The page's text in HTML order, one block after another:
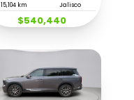
15,104 km Jalisco
$540,440